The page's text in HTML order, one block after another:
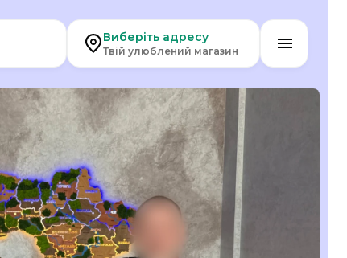
Виберіть адресу
Твій улюблений магазин